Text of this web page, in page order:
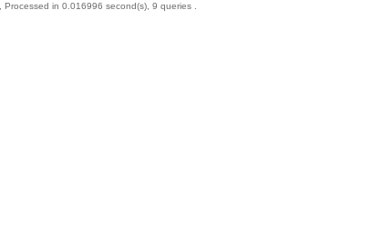
, Processed in 0.016996 second(s), 9 queries .